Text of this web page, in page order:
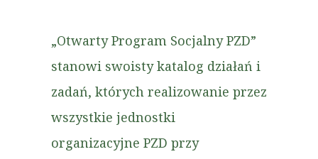
„Otwarty Program Socjalny PZD”
stanowi swoisty katalog działań i
zadań, których realizowanie przez
wszystkie jednostki
organizacyjne PZD przy